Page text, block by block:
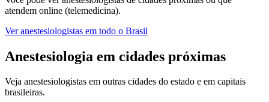
atendem online (telemedicina).
Veranestesiologistas em todo o Brasil
Anestesiologia em cidades próximas
Veja anestesiologistas em outras cidades do estado e em capitais
brasileiras.